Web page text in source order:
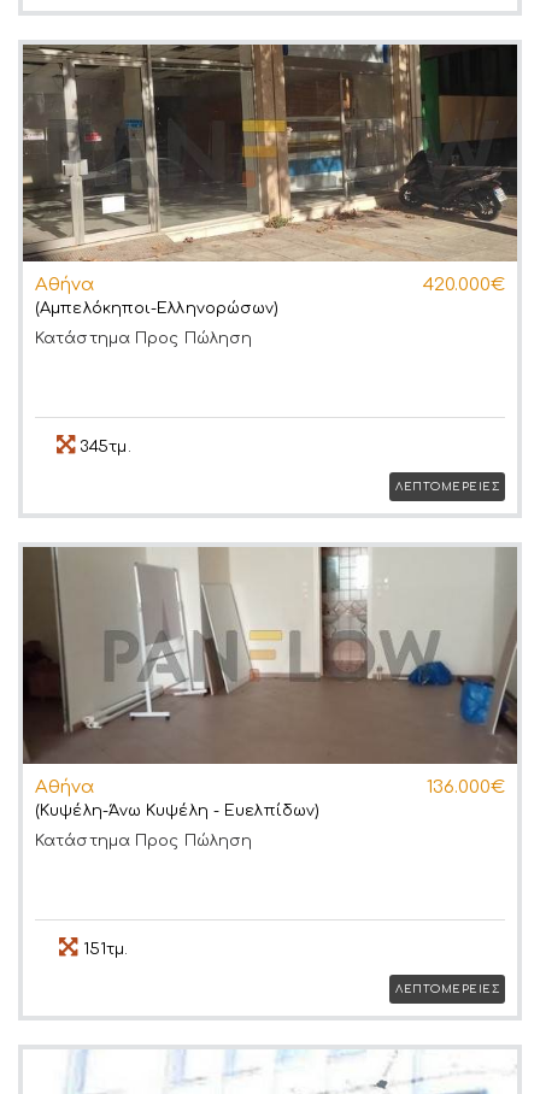
Αθήνα 420.000€
(Αμπελόκηποι-Ελληνορώσων)
ΚατάστημαΠρος Πώληση
345τμ.
ΛΕΠΤΟΜΕΡΕΙΕΣ
Αθήνα 136.000€
(Κυψέλη-Άνω Κυψέλη - Ευελπίδων)
ΚατάστημαΠρος Πώληση
151τμ.
ΛΕΠΤΟΜΕΡΕΙΕΣ